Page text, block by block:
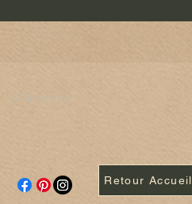
Retour Accueil